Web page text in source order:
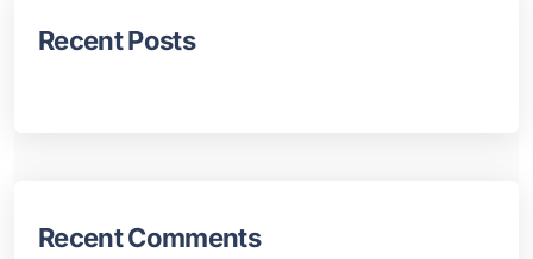
Recent Posts
Recent Comments